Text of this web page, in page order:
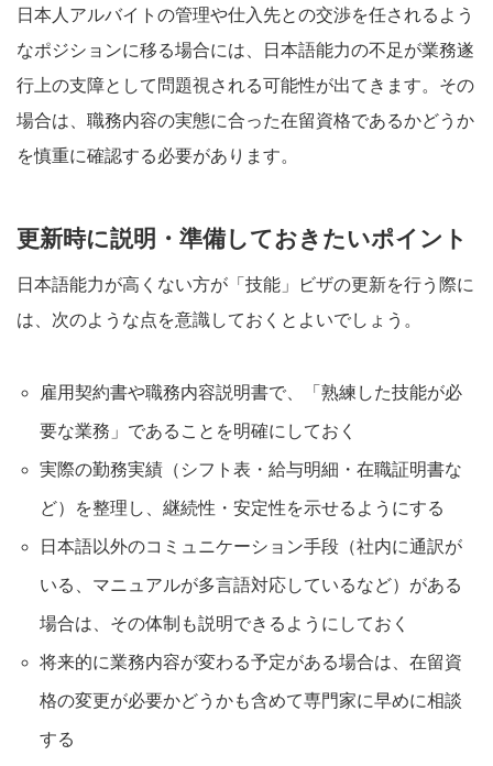
日本人アルバイトの管理や仕入先との交渉を任されるよう
なポジションに移る場合には、日本語能力の不足が業務遂
行上の支障として問題視される可能性が出てきます。その
場合は、職務内容の実態に合った在留資格であるかどうか
を慎重に確認する必要があります。
更新時に説明・準備しておきたいポイント
日本語能力が高くない方が「技能」ビザの更新を行う際に
は、次のような点を意識しておくとよいでしょう。
雇用契約書や職務内容説明書で、「熟練した技能が必
要な業務」であることを明確にしておく
実際の勤務実績（シフト表・給与明細・在職証明書な
ど）を整理し、継続性・安定性を示せるようにする
日本語以外のコミュニケーション手段（社内に通訳が
いる、マニュアルが多言語対応しているなど）がある
場合は、その体制も説明できるようにしておく
将来的に業務内容が変わる予定がある場合は、在留資
格の変更が必要かどうかも含めて専門家に早めに相談
する